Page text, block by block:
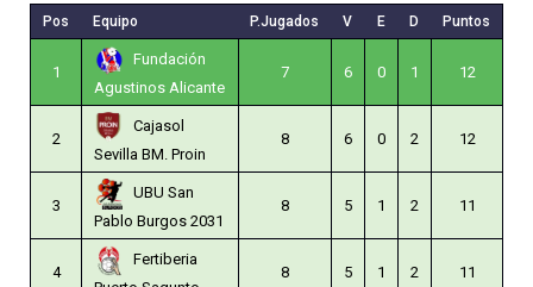
Pos Equipo P.Jugados V E D Puntos
1
Fundación
Agustinos Alicante
7 6 0 1 12
2
Cajasol
Sevilla BM. Proin
8 6 0 2 12
3
UBU San
Pablo Burgos 2031
8 5 1 2 11
4
Fertiberia
8 5 1 2 11